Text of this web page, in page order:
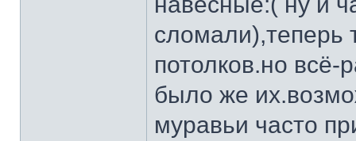
сломали),теперь
потолков.но всё-
было же
муравьи часто